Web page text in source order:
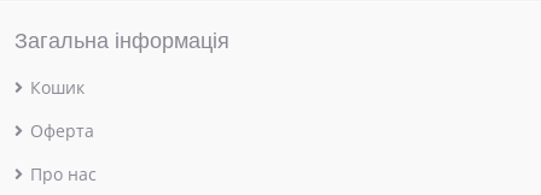
Загальна інформація
Кошик
Оферта
Про нас